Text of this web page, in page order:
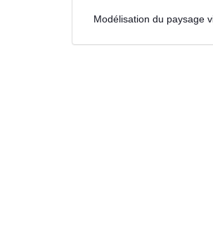
Modélisation du paysage